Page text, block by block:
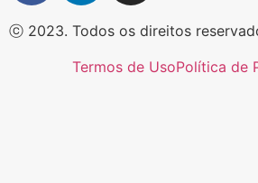
ⓒ 2023. Todos os direitos
Termos de UsoPolítica de